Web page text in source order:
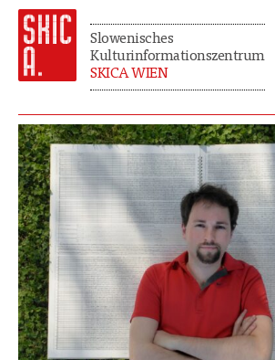
Slowenisches
Kulturinformationszentrum
SKICA WIEN